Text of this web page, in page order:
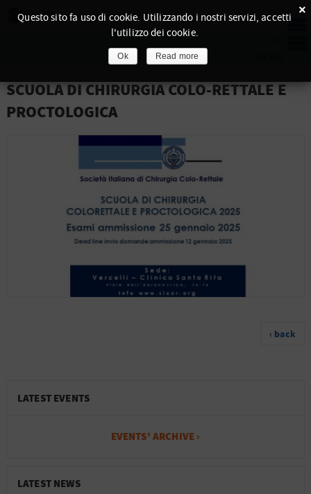
SCUOLA DI CHIRURGIA COLO-RETTALE E
PROCTOLOGICA
‹ back
LATEST EVENTS
EVENTS' ARCHIVE ›
LATEST NEWS
×
Questo sito fa uso di cookie. Utilizzando i nostri servizi, accetti
l'utilizzo dei cookie.
Ok Read more